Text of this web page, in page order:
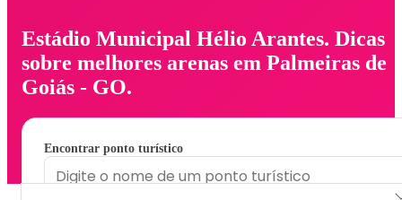
Estádio Municipal Hélio Arantes. Dicas
sobre melhores arenas em Palmeiras de
Goiás - GO.
Encontrar ponto turístico